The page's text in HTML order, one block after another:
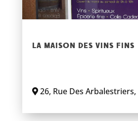
LA MAISON DES VINS FINS
26, Rue Des Arbalestriers,